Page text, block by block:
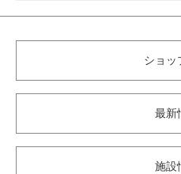
ショッ
最新
施設